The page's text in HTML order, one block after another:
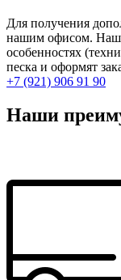
Для получения
нашим офисом.
особенностях
песка и оформят
+7 (921) 906 91 90
Наши